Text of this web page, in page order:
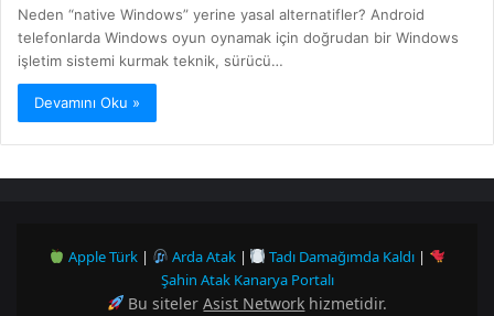
Neden “native Windows” yerine yasal alternatifler? Android
telefonlarda Windows oyun oynamak için doğrudan bir Windows
işletim sistemi kurmak teknik, sürücü…
Devamını Oku »
Apple Türk| Arda Atak| Tadı Damağımda Kaldı |
Şahin Atak Kanarya Portalı
Bu sitelerAsist Network hizmetidir.